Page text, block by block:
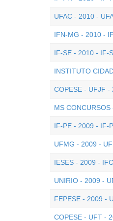
UFAC - 2010 -
IFN-MG - 2010 -
IF-SE - 2010 - IF-
INSTITUTO
COPESE - UFJF -
MS
IF-PE - 2009 - IF-
UFMG - 2009 -
IESES - 2009 -
UNIRIO - 2009 -
FEPESE - 2009 -
COPESE - UFT -